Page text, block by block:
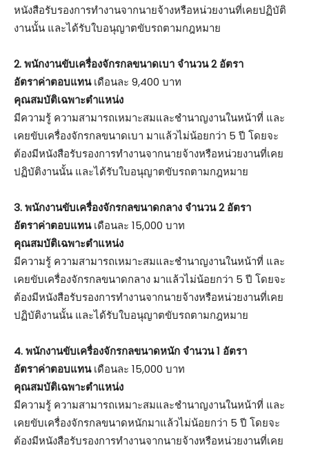
หนังสือรับรองการทำงานจากนายจ้างหรือหน่วยงานที่เคยปฏิบัติ
งานนั้น และได้รับใบอนุญาตขับรถตามกฎหมาย
2. พนักงานขับเครื่องจักรกลขนาดเบา จำนวน 2 อัตรา
อัตราค่าตอบแทนเดือนละ 9,400 บาท
คุณสมบัติเฉพาะตำแหน่ง
มีความรู้ ความสามารถเหมาะสมและชำนาญงานในหน้าที่ และ
เคยขับเครื่องจักรกลขนาดเบา มาแล้วไม่น้อยกว่า 5 ปี โดยจะ
ต้องมีหนังสือรับรองการทำงานจากนายจ้างหรือหน่วยงานที่เคย
ปฏิบัติงานนั้น และได้รับใบอนุญาตขับรถตามกฎหมาย
3. พนักงานขับเครื่องจักรกลขนาดกลาง จำนวน 2 อัตรา
อัตราค่าตอบแทนเดือนละ 15,000 บาท
คุณสมบัติเฉพาะตำแหน่ง
มีความรู้ ความสามารถเหมาะสมและชำนาญงานในหน้าที่ และ
เคยขับเครื่องจักรกลขนาดกลาง มาแล้วไม่น้อยกว่า 5 ปี โดยจะ
ต้องมีหนังสือรับรองการทำงานจากนายจ้างหรือหน่วยงานที่เคย
ปฏิบัติงานนั้น และได้รับใบอนุญาตขับรถตามกฎหมาย
4. พนักงานขับเครื่องจักรกลขนาดหนัก จำนวน 1 อัตรา
อัตราค่าตอบแทนเดือนละ 15,000 บาท
คุณสมบัติเฉพาะตำแหน่ง
มีความรู้ ความสามารถเหมาะสมและชำนาญงานในหน้าที่ และ
เคยขับเครื่องจักรกลขนาดหนักมาแล้วไม่น้อยกว่า 5 ปี โดยจะ
ต้องมีหนังสือรับรองการทำงานจากนายจ้างหรือหน่วยงานที่เคย